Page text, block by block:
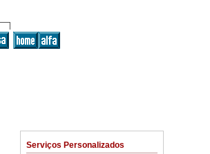
Serviços Personalizados